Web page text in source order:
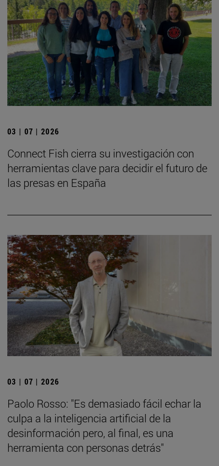
03 | 07 | 2026
Connect Fish cierra su investigación con
herramientas clave para decidir el futuro de
las presas en España
03 | 07 | 2026
Paolo Rosso: "Es demasiado fácil echar la
culpa a la inteligencia artificial de la
desinformación pero, al final, es una
herramienta con personas detrás"